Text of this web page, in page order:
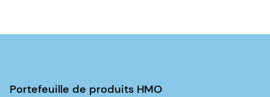
Portefeuille de produits HMO